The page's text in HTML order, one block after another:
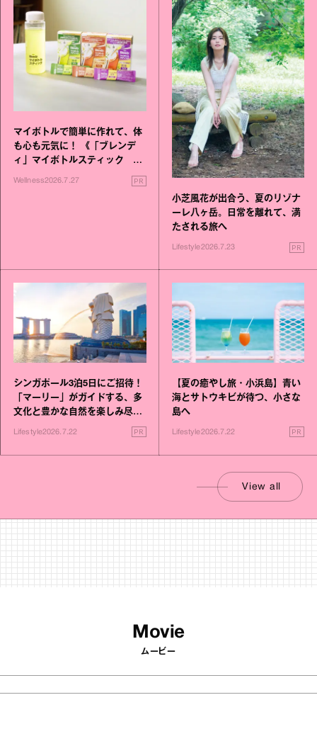
マイボトルで簡単に作れて、体
も心も元気に！ 《「ブレンデ
ィ」マイボトルスティック い
いこと毎日》シリーズが誕生
Wellness2026.7.27 PR
小芝風花が出合う、夏のリゾナ
ーレ八ヶ岳。日常を離れて、満
たされる旅へ
Lifestyle2026.7.23 PR
シンガポール3泊5日にご招待！
「マーリー」がガイドする、多
文化と豊かな自然を楽しみ尽く
Lifestyle2026.7.22 PR
【夏の癒やし旅・小浜島】青い
海とサトウキビが待つ、小さな
島へ
Lifestyle2026.7.22 PR
View all
Movie
ムービー